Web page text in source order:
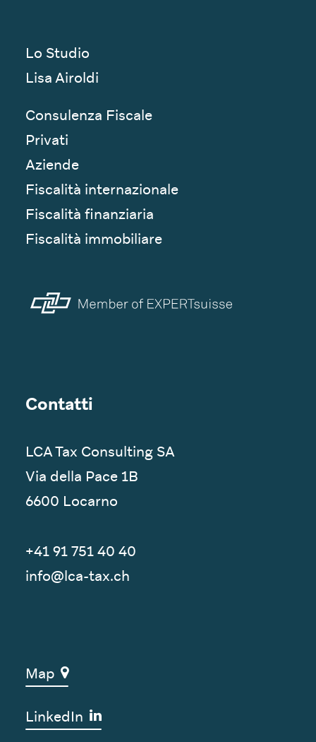
Lo Studio
Lisa Airoldi
Consulenza Fiscale
Privati
Aziende
Fiscalità internazionale
Fiscalità finanziaria
Fiscalità immobiliare
Contatti
LCA Tax Consulting SA
Via della Pace 1B
6600 Locarno
+41 91 751 40 40‬
info@lca-tax.ch
Map
LinkedIn